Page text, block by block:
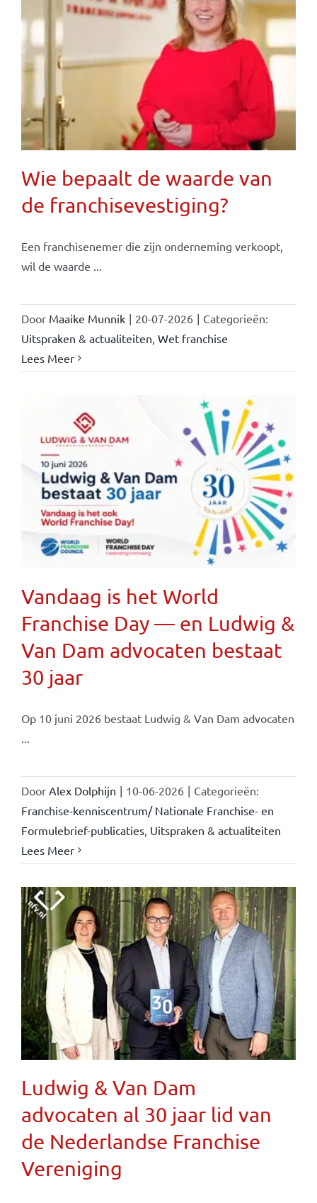
Wie bepaalt de waarde van
de franchisevestiging?
Een franchisenemer die zijn onderneming verkoopt,
wil de waarde ...
Door Maaike Munnik | 20-07-2026 | Categorieën:
Uitspraken & actualiteiten Wet franchise
Lees Meer
Vandaag is het World
Franchise Day — en Ludwig &
Van Dam advocaten bestaat
30 jaar
Op 10 juni 2026 bestaat Ludwig & Van Dam advocaten
Door Alex Dolphijn | 10-06-2026 | Categorieën:
Franchise-kenniscentrum/ Nationale Franchise- en
Formulebrief-publicaties, Uitspraken & actualiteiten
Lees Meer
Ludwig & Van Dam
advocaten al 30 jaar lid van
de Nederlandse Franchise
Vereniging